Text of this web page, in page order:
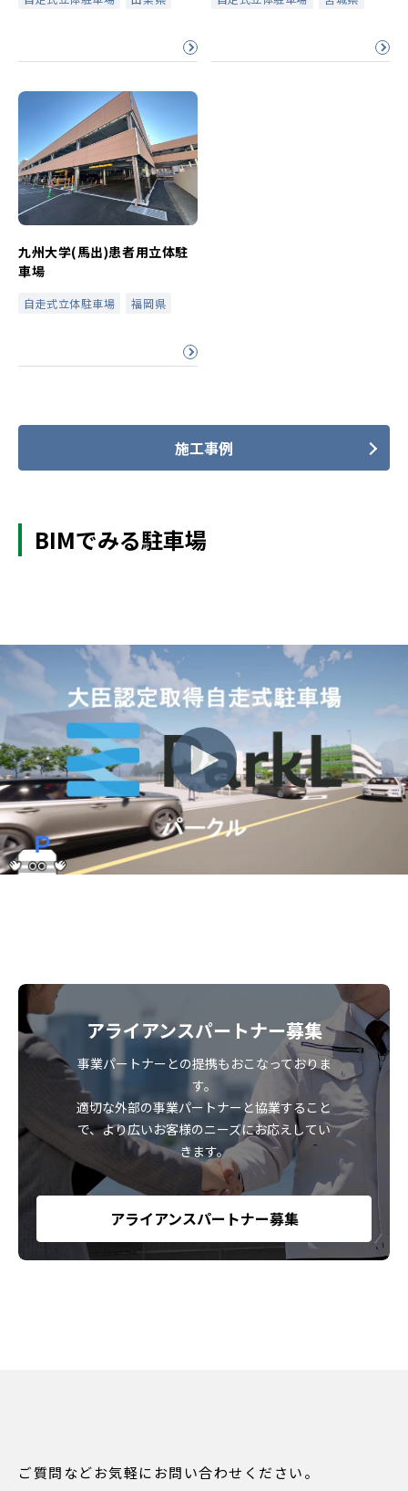
九州大学(馬出)患者用立体駐
車場
自走式立体駐車場 福岡県
施工事例
BIMでみる駐車場
アライアンスパートナー募集
事業パートナーとの提携もおこなっておりま
す。
適切な外部の事業パートナーと協業すること
で、より広いお客様のニーズにお応えしてい
きます。
アライアンスパートナー募集
ご質問などお気軽にお問い合わせください。